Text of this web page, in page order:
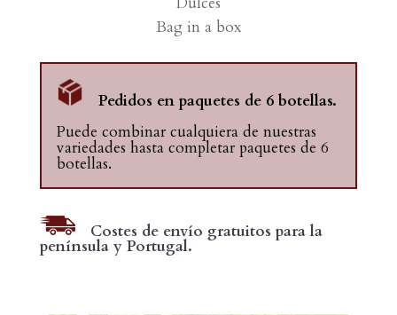
Bag in a box
Pedidos en paquetes de 6 botellas.
Puede combinar cualquiera de nuestras
variedades hasta completar paquetes de 6
botellas.
Costes de envío gratuitos para la
península y Portugal.